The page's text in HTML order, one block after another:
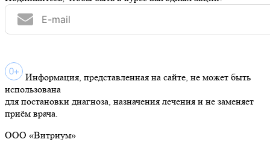
Информация, представленная на сайте, не может быть
использована
для постановки диагноза, назначения лечения и не заменяет
приём врача.
ООО «Витриум»